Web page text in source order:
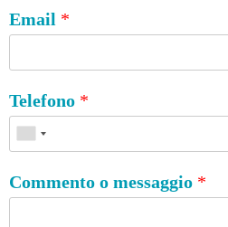
Email *
Telefono *
Commento o messaggio *